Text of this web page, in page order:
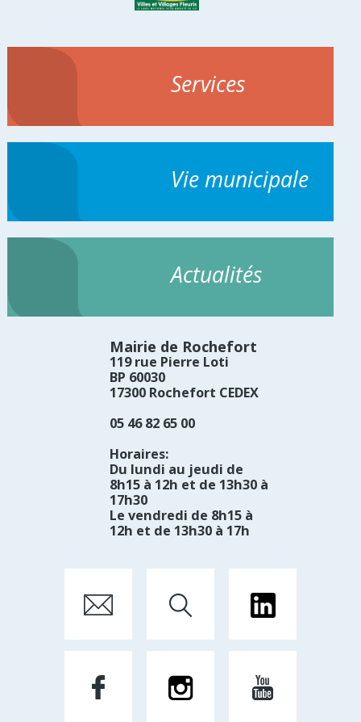
Services
Vie municipale
Actualités
Mairie de Rochefort
119 rue Pierre Loti
BP 60030
17300 Rochefort CEDEX
05 46 82 65 00
Horaires:
Du lundi au jeudi de
8h15 à 12h et de 13h30 à
17h30
Le vendredi de 8h15 à
12h et de 13h30 à 17h